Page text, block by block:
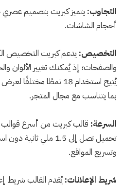
التجاوب: يتميز كبريت بتصميم
أحجام الشاشات.
التخصيص: يدعم كبريت التخصيص
والصفحات؛ إذ يُمكنك تغيير الألوان
يُتيح استخدام 18 نمطًا
بما يتناسب مع مجال المتجر.
السرعة: قالب كبريت من أسرع قوالب
تحميل تصل إلى 1.5 ملي
وتسريع المواقع.
شريط الإعلانات:يُقدم القالب شريط